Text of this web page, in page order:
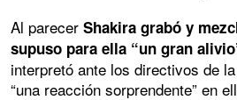
Al parecer Shakira grabó y
supuso para ella “un gran
interpretó ante los directivos de
“una reacción sorprendente” en